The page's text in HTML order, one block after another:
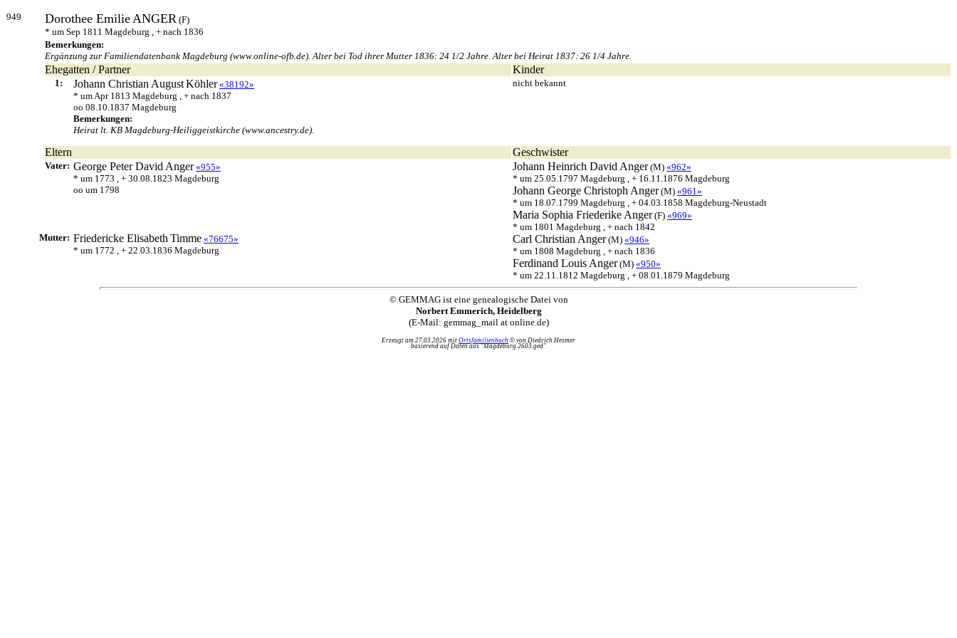
949 Dorothee EmilieANGER (F)
* um Sep 1811 Magdeburg , + nach 1836
Bemerkungen:
Ergänzung zur Familiendatenbank Magdeburg (www.online-ofb.de). Alter bei Tod ihrer Mutter 1836: 24 1/2 Jahre. Alter bei Heirat 1837: 26 1/4 Jahre.
Ehegatten / Partner Kinder
1: Johann Christian AugustKöhler «38192»
* um Apr 1813 Magdeburg , + nach 1837
oo 08.10.1837 Magdeburg
Bemerkungen:
Heirat lt. KB Magdeburg-Heiliggeistkirche (www.ancestry.de).
nicht bekannt
Eltern Geschwister
Vater: George Peter David Anger «955»
* um 1773 , + 30.08.1823 Magdeburg
oo um 1798
Johann Heinrich David Anger(M) «962»
* um 25.05.1797 Magdeburg , + 16.11.1876 Magdeburg
Johann George Christoph Anger(M) «961»
* um 18.07.1799 Magdeburg , + 04.03.1858 Magdeburg-Neustadt
Maria Sophia Friederike Anger(F) «969»
* um 1801 Magdeburg , + nach 1842
Carl Christian Anger(M) «946»
* um 1808 Magdeburg , + nach 1836
Ferdinand Louis Anger(M) «950»
* um 22.11.1812 Magdeburg , + 08.01.1879 Magdeburg
Mutter: Friedericke Elisabeth Timme «76675»
* um 1772 , + 22.03.1836 Magdeburg
© GEMMAG ist eine genealogische Datei von
Norbert Emmerich, Heidelberg
(E-Mail: gemmag_mail at online.de)
Erzeugt am 27.03.2026 mit Ortsfamilienbuch © von Diedrich Hesmer
basierend auf Daten aus "Magdeburg 2603.ged"